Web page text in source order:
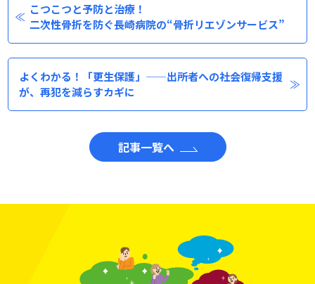
こつこつと予防と治療！
二次性骨折を防ぐ長崎病院の“骨折リエゾンサービス”
よくわかる！「更生保護」——出所者への社会復帰支援
が、再犯を減らすカギに
記事一覧へ